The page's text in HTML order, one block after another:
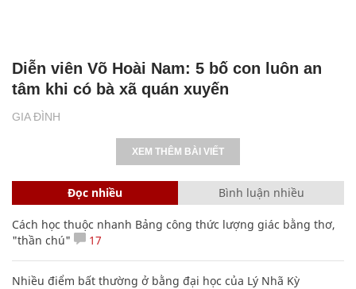
GIA ĐÌNH
Diễn viên Võ Hoài Nam: 5 bố con luôn an
tâm khi có bà xã quán xuyến
XEM THÊM BÀI VIẾT
Đọc nhiều Bình luận nhiều
Cách học thuộc nhanh Bảng công thức lượng giác bằng thơ,
"thần chú"
17
Nhiều điểm bất thường ở bằng đại học của Lý Nhã Kỳ